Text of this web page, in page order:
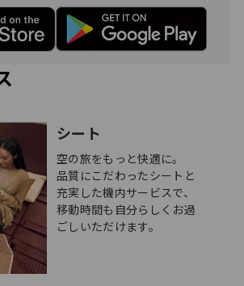
シート
空の旅をもっと快適に。
品質にこだわったシートと
充実した機内サービスで、
移動時間も自分らしくお過
ごしいただけます。